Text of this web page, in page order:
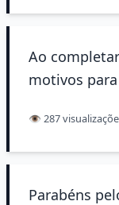
Ao
motivos
👁️ 287
Parabéns